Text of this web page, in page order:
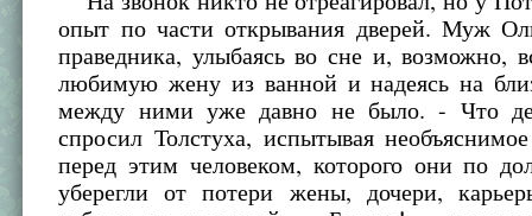
опыт по части открывания дверей. Муж
праведника, улыбаясь во сне и, возможно,
любимую жену из ванной и надеясь на
между ними уже давно не было. - Что
спросил Толстуха, испытывая
перед этим человеком, которого они по
уберегли от потери жены, дочери,